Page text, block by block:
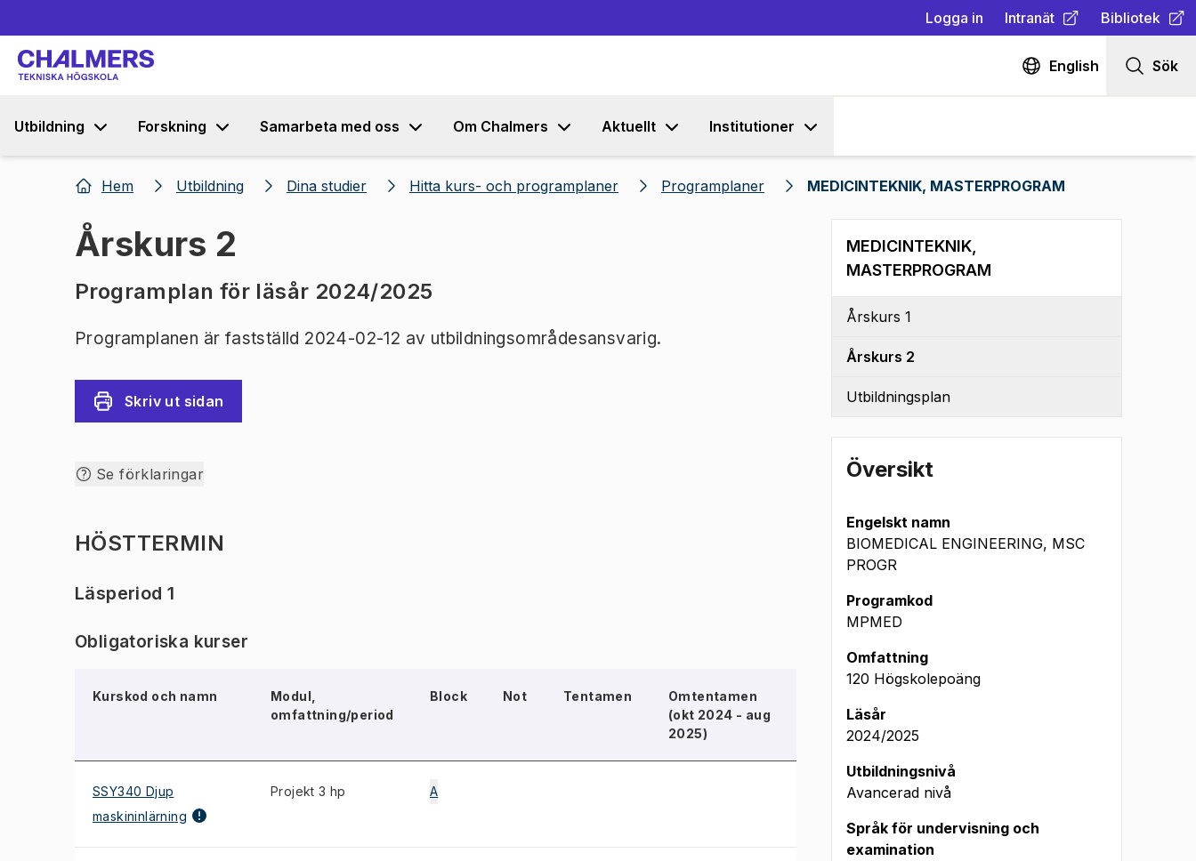
Logga in Intranät
(Öppnas i ny flik)
Bibliotek
(Öppnas i ny
English Sök
Utbildning Forskning Samarbeta med oss Om Chalmers Aktuellt Institutioner
Hem Utbildning Dina studier Hitta kurs- och programplaner Programplaner MEDICINTEKNIK, MASTERPROGRAM
Årskurs 2
Programplan för läsår 2024/2025
Programplanen är fastställd 2024-02-12 av utbildningsområdesansvarig.
Skriv ut sidan
Se förklaringar
HÖSTTERMIN
Läsperiod 1
Obligatoriska kurser
Kurskod och namn
Modul,
omfattning/period
Block Not Tentamen
Omtentamen
(okt 2024 - aug
2025)
SSY340 Djup
maskininlärning
Projekt 3 hp A
MEDICINTEKNIK,
MASTERPROGRAM
Årskurs 1
Årskurs 2
Utbildningsplan
Översikt
Engelskt namn
BIOMEDICAL ENGINEERING, MSC
PROGR
Programkod
MPMED
Omfattning
120 Högskolepoäng
Läsår
2024/2025
Utbildningsnivå
Avancerad nivå
Språk för undervisning och
examination